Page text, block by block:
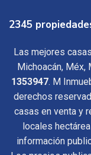
2345
Las mejores
Michoacán, Méx,
1353947. M
derechos
casas en venta y
locales
información